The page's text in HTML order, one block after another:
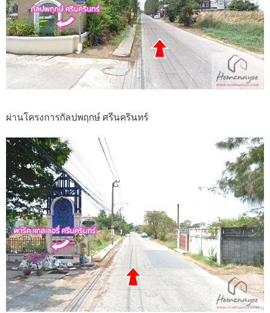
ผ่านโครงการกัลปพฤกษ์ ศรีนครินทร์